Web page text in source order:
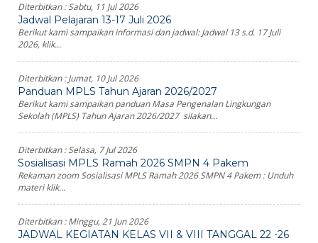
Diterbitkan :Sabtu, 11 Jul 2026
Jadwal Pelajaran 13-17 Juli 2026
Berikut kami sampaikan informasi dan jadwal: Jadwal 13 s.d. 17 Juli
2026, klik...
Diterbitkan :Jumat, 10 Jul 2026
Panduan MPLS Tahun Ajaran 2026/2027
Berikut kami sampaikan panduan Masa Pengenalan Lingkungan
Sekolah (MPLS) Tahun Ajaran 2026/2027 silakan...
Diterbitkan :Selasa, 7 Jul 2026
Sosialisasi MPLS Ramah 2026 SMPN 4 Pakem
Rekaman zoom Sosialisasi MPLS Ramah 2026 SMPN 4 Pakem : Unduh
materi klik...
Diterbitkan :Minggu, 21 Jun 2026
JADWAL KEGIATAN KELAS VII & VIII TANGGAL 22 -26